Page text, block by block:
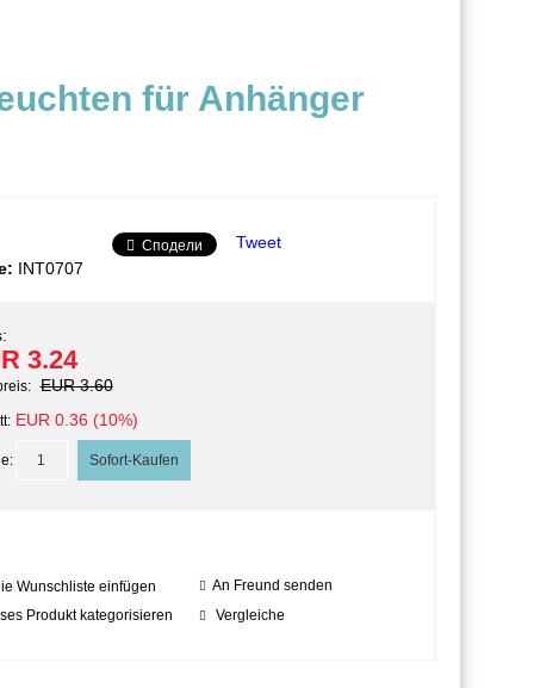
für Anhänger
Сподели
Tweet
INT0707
3.24
EUR 3.60
EUR 0.36 (10%)
Wunschliste einfügen
An Freund senden
Produkt kategorisieren
Vergleiche